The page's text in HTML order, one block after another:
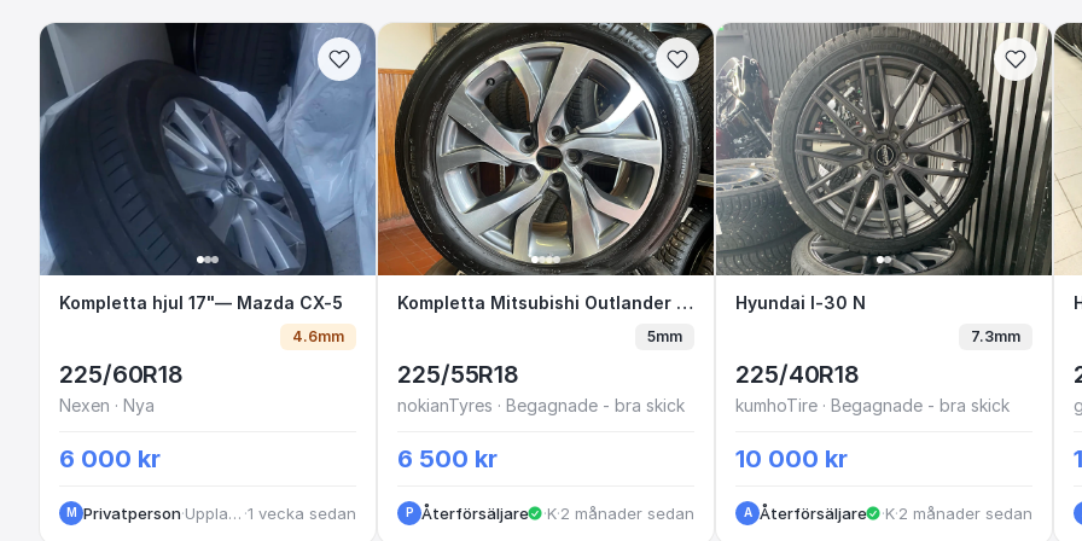
Kompletta hjul 17"— Mazda CX-5
Kompletta hjul 17"— Mazda CX-5
4.6mm
225/60R18
Nexen · Nya
6 000 kr
M Privatperson· Upplands Väsby ·1 vecka sedan
Kompletta Mitsubishi Outlander original 18” sommarhjul
Kompletta Mitsubishi Outlander original 18” sommarhjul
5mm
225/55R18
nokianTyres · Begagnade - bra skick
6 500 kr
P Återförsäljare · Konduktörsvägen
·2 månader sedan
Hyundai I-30 N
Hyundai I-30 N
7.3mm
225/40R18
kumhoTire · Begagnade - bra skick
10 000 kr
A Återförsäljare · Kungälv
·2 månader sedan